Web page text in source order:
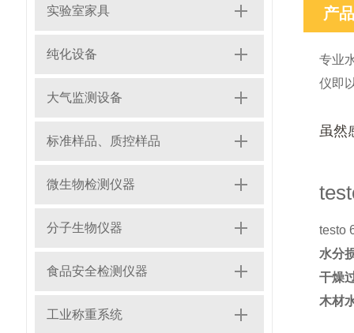
实验室家具
纯化设备
大气监测设备
标准样品、质控样品
微生物检测仪器
分子生物仪器
食品安全检测仪器
工业称重系统
产
专业
仪即
虽然
testo
水分
干燥
木材